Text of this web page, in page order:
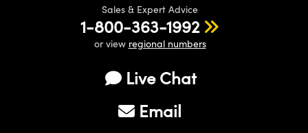
Sales & Expert Advice
1-800-363-1992
or view regional numbers
Live Chat
Email